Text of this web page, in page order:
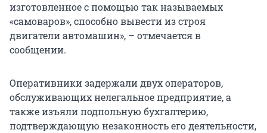
изготовленное с помощью так называемых
«самоваров», способно вывести из строя
двигатели автомашин», – отмечается в
сообщении.
Оперативники задержали двух операторов,
обслуживающих нелегальное предприятие, а
также изъяли подпольную бухгалтерию,
подтверждающую незаконность его деятельности,